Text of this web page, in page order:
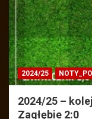
2024/25
2024/25 –
Zagłębie 2:0